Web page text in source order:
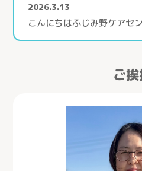
2026.3.13
こんにちはふじみ野ケアセ
ご